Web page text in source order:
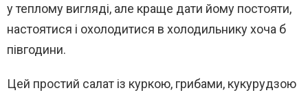
у теплому вигляді, але краще дати йому постояти,
настоятися і охолодитися в холодильнику хоча б
півгодини.
Цей простий салат із куркою, грибами, кукурудзою